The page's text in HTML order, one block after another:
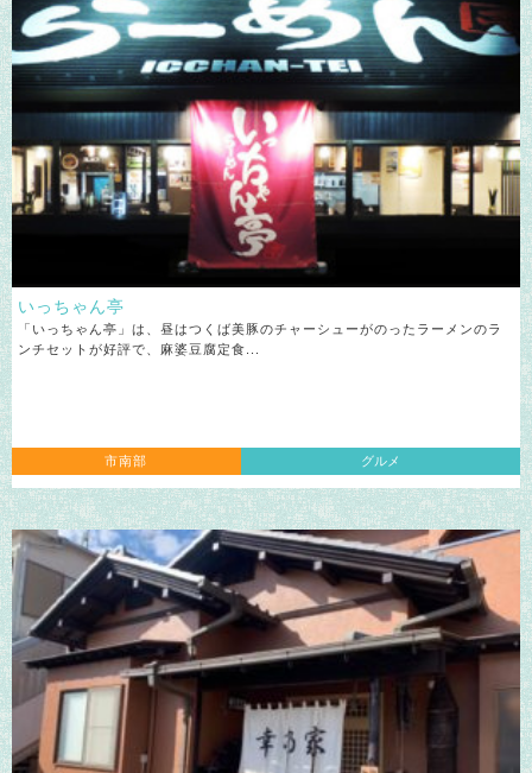
いっちゃん亭
「いっちゃん亭」は、昼はつくば美豚のチャーシューがのったラーメンのラ
ンチセットが好評で、麻婆豆腐定食...
市南部 グルメ